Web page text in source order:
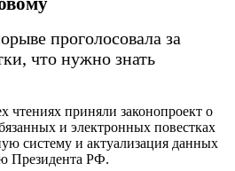
проголосовала за
что нужно знать
чтениях приняли законопроект о
и электронных повестках
систему и актуализация данных
Президента РФ.